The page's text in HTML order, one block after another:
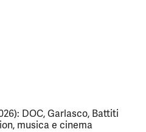
DOC, Garlasco, Battiti
musica e cinema